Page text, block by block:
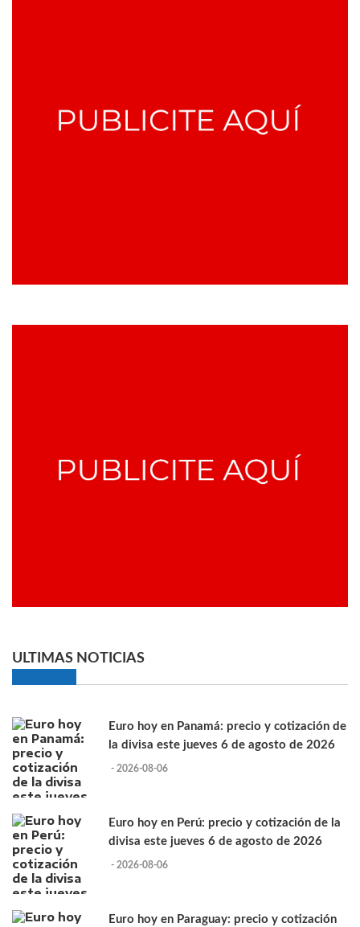
ULTIMAS NOTICIAS
Euro hoy en Panamá: precio y cotización de
la divisa este jueves 6 de agosto de 2026
- 2026-08-06
Euro hoy en Perú: precio y cotización de la
divisa este jueves 6 de agosto de 2026
- 2026-08-06
Euro hoy en Paraguay: precio y cotización